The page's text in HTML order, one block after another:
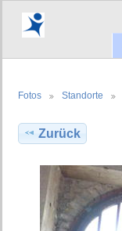
Fotos Standorte
Zurück